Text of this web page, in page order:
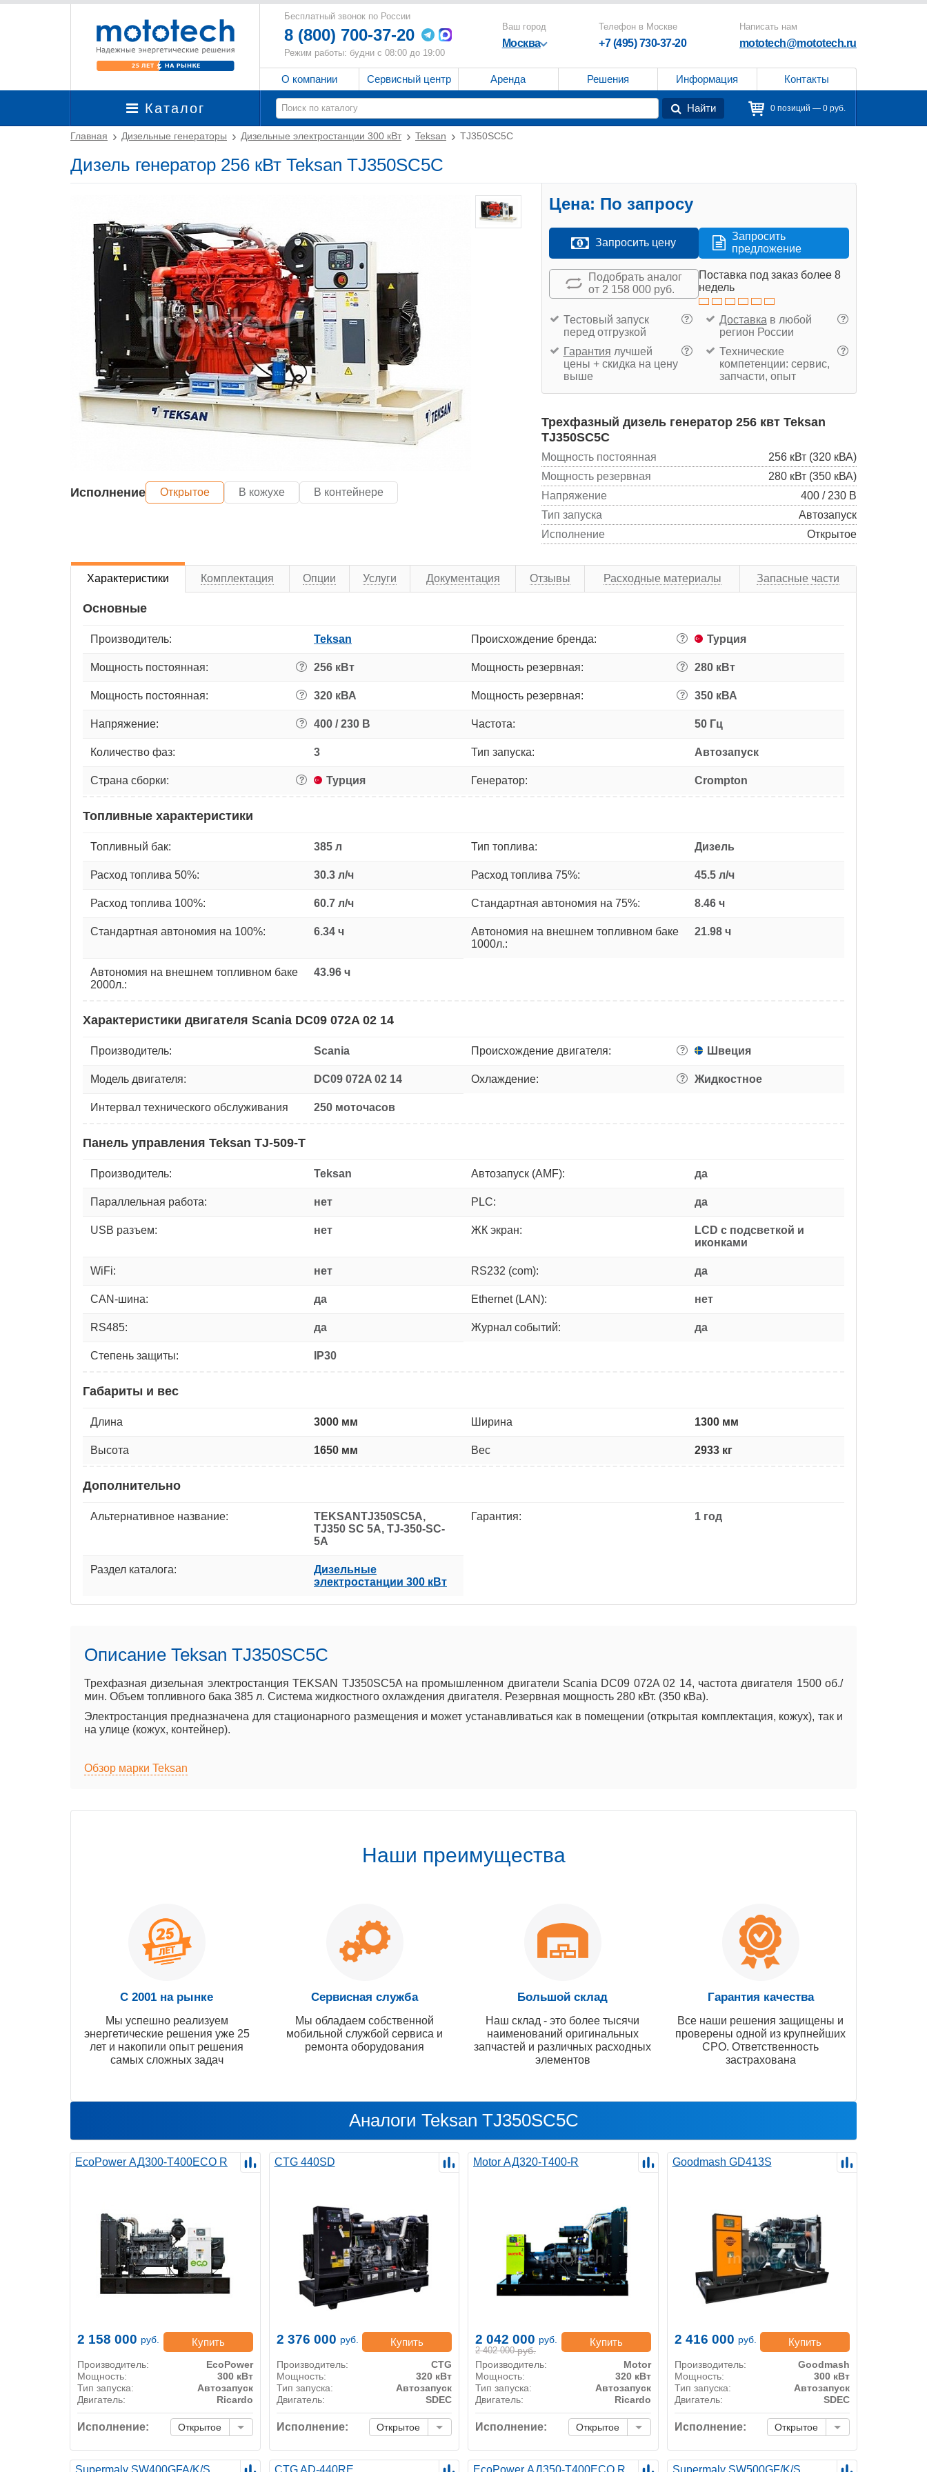
Бесплатный звонок по России
8 (800) 700-37-20
Режим работы: будни с 08:00 до 19:00
Ваш город
Москва
Телефон в Москве
+7 (495) 730-37-20
Написать нам
mototech@mototech.ru
О компании Сервисный центр Аренда Решения Информация Контакты
Каталог Найти 0 позиций — 0 руб.
Главная Дизельные генераторы Дизельные электростанции 300 кВт Teksan TJ350SC5C
Дизель генератор 256 кВт Teksan TJ350SC5C
Исполнение Открытое В кожухе В контейнере
Цена: По запросу
Запросить цену
Запросить
предложение
Подобрать аналог
от 2 158 000 руб.
Поставка под заказ более 8
недель
?
Тестовый запуск
перед отгрузкой
?
Доставка в любой
регион России
?
Гарантия лучшей
цены + скидка на цену
выше
?
Технические
компетенции: сервис,
запчасти, опыт
Трехфазный дизель генератор 256 квт Teksan
TJ350SC5C
Мощность постоянная
256 кВт (320 кВА)
Мощность резервная
280 кВт (350 кВА)
Напряжение
400 / 230 В
Тип запуска
Автозапуск
Исполнение
Открытое
Характеристики Комплектация Опции Услуги Документация Отзывы Расходные материалы Запасные части
Основные
Производитель: Teksan Происхождение бренда: ? Турция
Мощность постоянная: ? 256 кВт Мощность резервная: ? 280 кВт
Мощность постоянная: ? 320 кВА Мощность резервная: ? 350 кВА
Напряжение: ? 400 / 230 В Частота: 50 Гц
Количество фаз: 3 Тип запуска: Автозапуск
Страна сборки: ? Турция Генератор: Crompton
Топливные характеристики
Топливный бак: 385 л Тип топлива: Дизель
Расход топлива 50%: 30.3 л/ч Расход топлива 75%: 45.5 л/ч
Расход топлива 100%: 60.7 л/ч Стандартная автономия на 75%: 8.46 ч
Стандартная автономия на 100%: 6.34 ч
Автономия на внешнем топливном баке
1000л.:
21.98 ч
Автономия на внешнем топливном баке
2000л.:
43.96 ч
Характеристики двигателя Scania DC09 072A 02 14
Производитель: Scania Происхождение двигателя: ? Швеция
Модель двигателя: DC09 072A 02 14 Охлаждение: ? Жидкостное
Интервал технического обслуживания 250 моточасов
Панель управления Teksan TJ-509-T
Производитель: Teksan Автозапуск (AMF): да
Параллельная работа: нет PLC: да
USB разъем: нет ЖК экран:
LCD с подсветкой и
иконками
WiFi: нет RS232 (com): да
CAN-шина: да Ethernet (LAN): нет
RS485: да Журнал событий: да
Степень защиты: IP30
Габариты и вес
Длина 3000 мм Ширина 1300 мм
Высота 1650 мм Вес 2933 кг
Дополнительно
Альтернативное название:
TEKSANTJ350SC5A,
TJ350 SC 5A, TJ-350-SC-
5A
Гарантия: 1 год
Раздел каталога:
Дизельные
электростанции 300 кВт
Описание Teksan TJ350SC5C
Трехфазная дизельная электростанция TEKSAN TJ350SC5A на промышленном двигатели Scania DC09 072A 02 14, частота двигателя 1500 об./
мин. Объем топливного бака 385 л. Система жидкостного охлаждения двигателя. Резервная мощность 280 кВт. (350 кВа).
Электростанция предназначена для стационарного размещения и может устанавливаться как в помещении (открытая комплектация, кожух), так и
на улице (кожух, контейнер).
Обзор марки Teksan
Наши преимущества
С 2001 на рынке
Мы успешно реализуем
энергетические решения уже 25
лет и накопили опыт решения
самых сложных задач
Сервисная служба
Мы обладаем собственной
мобильной службой сервиса и
ремонта оборудования
Большой склад
Наш склад - это более тысячи
наименований оригинальных
запчастей и различных расходных
элементов
Гарантия качества
Все наши решения защищены и
проверены одной из крупнейших
СРО. Ответственность
застрахована
Аналоги Teksan TJ350SC5C
EcoPower АД300-T400ECO R
2 158 000 руб. Купить
Производитель:
EcoPower
Мощность:
300 кВт
Тип запуска:
Автозапуск
Двигатель:
Ricardo
Исполнение: Открытое
CTG 440SD
2 376 000 руб. Купить
Производитель:
CTG
Мощность:
320 кВт
Тип запуска:
Автозапуск
Двигатель:
SDEC
Исполнение: Открытое
Motor АД320-Т400-R
2 402 000 руб.
2 042 000 руб. Купить
Производитель:
Motor
Мощность:
320 кВт
Тип запуска:
Автозапуск
Двигатель:
Ricardo
Исполнение: Открытое
Goodmash GD413S
2 416 000 руб. Купить
Производитель:
Goodmash
Мощность:
300 кВт
Тип запуска:
Автозапуск
Двигатель:
SDEC
Исполнение: Открытое
Supermaly SW400GFA/K/S CTG AD-440RE EcoPower АД350-T400ECO R Supermaly SW500GF/K/S